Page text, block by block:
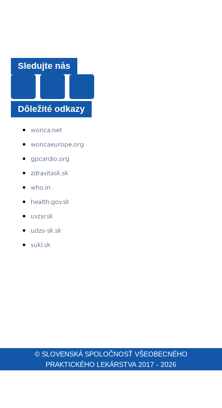
Sledujte nás
Dôležité odkazy
wonca.net
woncaeurope.org
gpcardio.org
zdravitask.sk
who.in
health.gov.sk
uvzsr.sk
udzs-sk.sk
sukl.sk
© SLOVENSKÁ SPOLOČNOSŤ VŠEOBECNÉHO
PRAKTICKÉHO LEKÁRSTVA 2017 - 2026